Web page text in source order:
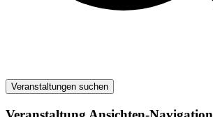
Veranstaltungen suchen